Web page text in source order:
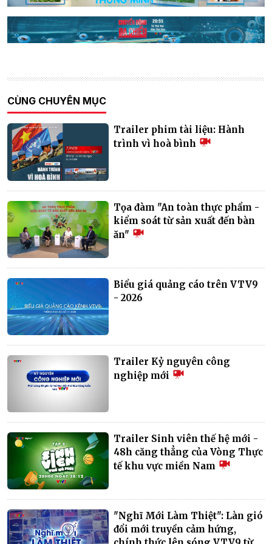
CÙNG CHUYÊN MỤC
Trailer phim tài liệu: Hành
trình vì hoà bình
Tọa đàm "An toàn thực phẩm -
kiểm soát từ sản xuất đến bàn
ăn"
Biểu giá quảng cáo trên VTV9
- 2026
Trailer Kỷ nguyên công
nghiệp mới
Trailer Sinh viên thế hệ mới -
48h căng thẳng của Vòng Thực
tế khu vực miền Nam
"Nghĩ Mới Làm Thiệt": Làn gió
đổi mới truyền cảm hứng,